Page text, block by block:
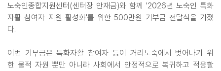
노숙인종합지원센터(센터장 안재금)와 함께 '2026년 노숙인 특화
자활 참여자 지원 활성화'를 위한 500만원 기부금 전달식을 가졌
다.
이번 기부금은 특화자활 참여자 등이 거리노숙에서 벗어나기 위
한 물적 자원 뿐만 아니라 사회에서 안정적으로 복귀하고 적응할